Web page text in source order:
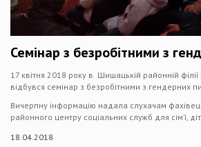
Семінар з безробітними з
17 квітня 2018 року в Шишацькій районній
відбувся семінар з безробітними з гендерних
Вичерпну інформацію надала слухачам
районного центру соціальних служб для сім’ї,
18.04.2018